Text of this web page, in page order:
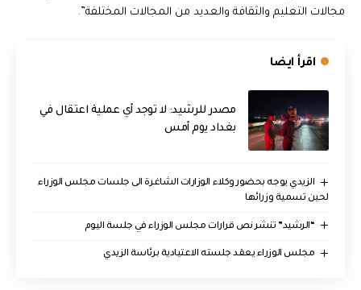
مجالات التعليم والثقافة والعديد من المجالات المختلفة”.
اقرأ ايضا
مصدر للرشيد: لا توجد أي عملية اعتقال في
بغداد يوم أمس
الزيدي يوجه بحضور وكلاء الوزارات الشاغرة الى جلسات مجلس الوزراء
لحين تسمية وزرائها
“الرشيد” تنشر نص قرارات مجلس الوزراء في جلسة اليوم
مجلس الوزراء يعقد جلسته الاعتيادية برئاسة الزيدي